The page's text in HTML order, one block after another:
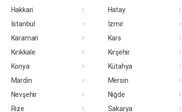
Hakkari
Hatay
İstanbul
İzmir
Karaman
Kars
Kırıkkale
Kırşehir
Konya
Kütahya
Mardin
Mersin
Nevşehir
Niğde
Rize
Sakarya